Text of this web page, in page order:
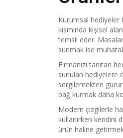
Kurumsal hediyeler
kısmında kişisel
temsil eder.
sunmak ise
Firmanızı tanıtan
sunulan hediyelere
sergilemekten
bağ kurmak daha
Modern çizgilerle
kullanırken kendini
ürün haline